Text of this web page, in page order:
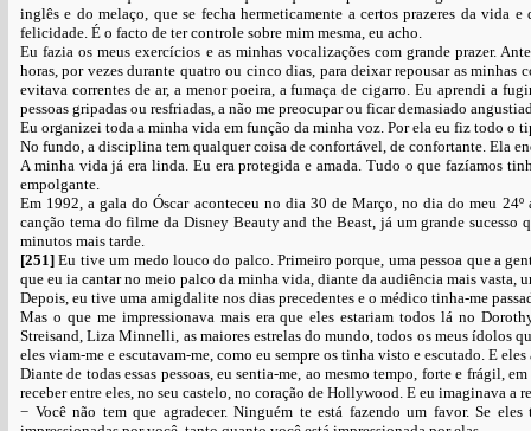
inglês e do melaço, que se fecha hermeticamente a certos prazeres da vida
felicidade. É o facto de ter controle sobre mim mesma, eu acho.
Eu fazia os meus exercícios e as minhas vocalizações com grande prazer.
horas, por vezes durante quatro ou cinco dias, para deixar repousar as
evitava correntes de ar, a menor poeira, a fumaça de cigarro. Eu aprendi a
pessoas gripadas ou resfriadas, a não me preocupar ou ficar demasiado
Eu organizei toda a minha vida em função da minha voz. Por ela eu fiz todo o
No fundo, a disciplina tem qualquer coisa de confortável, de confortante. Ela
A minha vida já era linda. Eu era protegida e amada. Tudo o que fazíamos
empolgante.
Em 1992, a gala do Óscar aconteceu no dia 30 de Março, no dia do meu
canção tema do filme da Disney Beauty and the Beast, já um grande sucesso
minutos mais tarde.
[251]Eu tive um medo louco do palco. Primeiro porque, uma pessoa que a
que eu ia cantar no meio palco da minha vida, diante da audiência mais vasta,
Depois, eu tive uma amigdalite nos dias precedentes e o médico tinha-me
Mas o que me impressionava mais era que eles estariam todos lá no
Streisand, Liza Minnelli, as maiores estrelas do mundo, todos os meus ídolos
eles viam-me e escutavam-me, como eu sempre os tinha visto e escutado. E
Diante de todas essas pessoas, eu sentia-me, ao mesmo tempo, forte e frágil,
receber entre eles, no seu castelo, no coração de Hollywood. E eu imaginava a
− Você não tem que agradecer. Ninguém te está fazendo um favor. Se